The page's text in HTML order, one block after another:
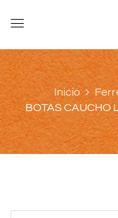
Inicio
BOTAS CAUCHO